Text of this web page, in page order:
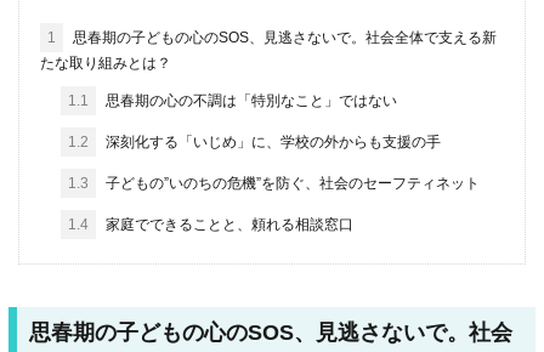
1
思春期の子どもの心のSOS、見逃さないで。社会全体で支える新
たな取り組みとは？
1.1 思春期の心の不調は「特別なこと」ではない
1.2 深刻化する「いじめ」に、学校の外からも支援の手
1.3 子どもの”いのちの危機”を防ぐ、社会のセーフティネット
1.4 家庭でできることと、頼れる相談窓口
思春期の子どもの心のSOS、見逃さないで。社会